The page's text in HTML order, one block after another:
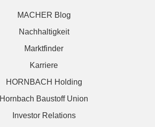
MACHER Blog
Nachhaltigkeit
Marktfinder
Karriere
HORNBACH Holding
Hornbach Baustoff Union
Investor Relations